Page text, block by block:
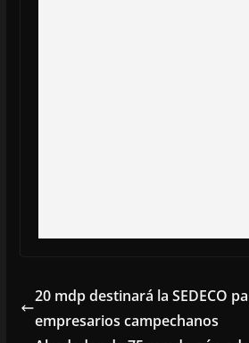
20 mdp destinará la SEDECO
empresarios campechanos